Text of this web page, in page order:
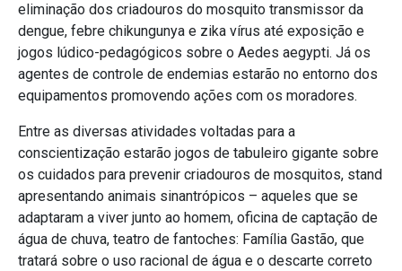
eliminação dos criadouros do mosquito transmissor da
dengue, febre chikungunya e zika vírus até exposição e
jogos lúdico-pedagógicos sobre o Aedes aegypti. Já os
agentes de controle de endemias estarão no entorno dos
equipamentos promovendo ações com os moradores.
Entre as diversas atividades voltadas para a
conscientização estarão jogos de tabuleiro gigante sobre
os cuidados para prevenir criadouros de mosquitos, stand
apresentando animais sinantrópicos – aqueles que se
adaptaram a viver junto ao homem, oficina de captação de
água de chuva, teatro de fantoches: Família Gastão, que
tratará sobre o uso racional de água e o descarte correto